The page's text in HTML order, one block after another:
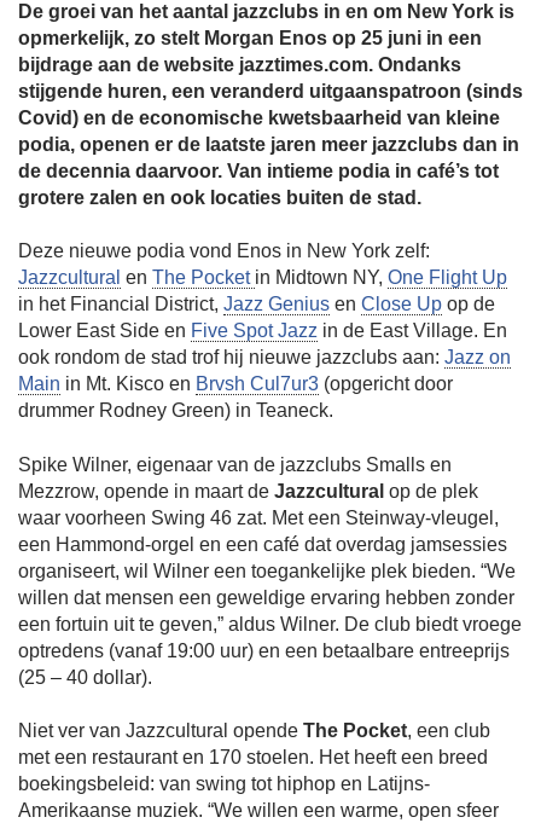
De groei van het aantal jazzclubs in en om New York is
opmerkelijk, zo stelt Morgan Enos op 25 juni in een
bijdrage aan de website jazztimes.com. Ondanks
stijgende huren, een veranderd uitgaanspatroon (sinds
Covid) en de economische kwetsbaarheid van kleine
podia, openen er de laatste jaren meer jazzclubs dan in
de decennia daarvoor. Van intieme podia in café’s tot
grotere zalen en ook locaties buiten de stad.
Deze nieuwe podia vond Enos in New York zelf:
Jazzcultural en The Pocket in Midtown NY, One Flight Up
in het Financial District, Jazz Genius en Close Up op de
Lower East Side en Five Spot Jazz in de East Village. En
ook rondom de stad trof hij nieuwe jazzclubs aan: Jazz on
Main in Mt. Kisco en Brvsh Cul7ur3 (opgericht door
drummer Rodney Green) in Teaneck.
Spike Wilner, eigenaar van de jazzclubs Smalls en
Mezzrow, opende in maart de Jazzcultural op de plek
waar voorheen Swing 46 zat. Met een Steinway-vleugel,
een Hammond-orgel en een café dat overdag jamsessies
organiseert, wil Wilner een toegankelijke plek bieden. “We
willen dat mensen een geweldige ervaring hebben zonder
een fortuin uit te geven,” aldus Wilner. De club biedt vroege
optredens (vanaf 19:00 uur) en een betaalbare entreeprijs
(25 – 40 dollar).
Niet ver van Jazzcultural opende The Pocket, een club
met een restaurant en 170 stoelen. Het heeft een breed
boekingsbeleid: van swing tot hiphop en Latijns-
Amerikaanse muziek. “We willen een warme, open sfeer